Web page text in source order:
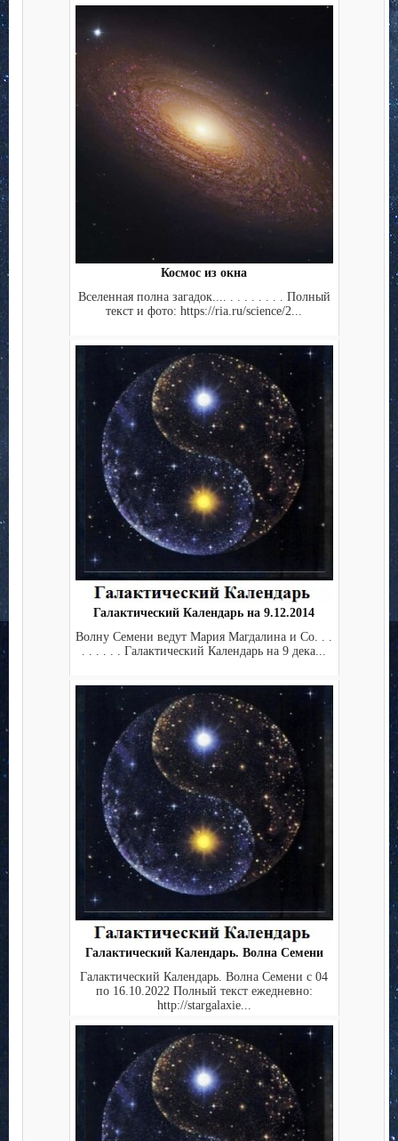
Космос из окна
Вселенная полна загадок.... . . . . . . . . Полный
текст и фото: https://ria.ru/science/2...
Галактический Календарь на 9.12.2014
Волну Семени ведут Мария Магдалина и Co. . .
. . . . . . Галактический Календарь на 9 дека...
Галактический Календарь. Волна Семени
Галактический Календарь. Волна Семени с 04
по 16.10.2022 Полный текст ежедневно:
http://stargalaxie...